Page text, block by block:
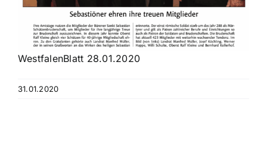
WestfalenBlatt 28.01.2020
31.01.2020